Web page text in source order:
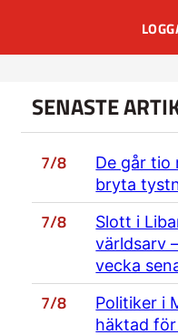
SENASTE
7/8
De går tio
bryta
7/8
Slott i
världsarv
vecka
7/8
Politiker i
häktad